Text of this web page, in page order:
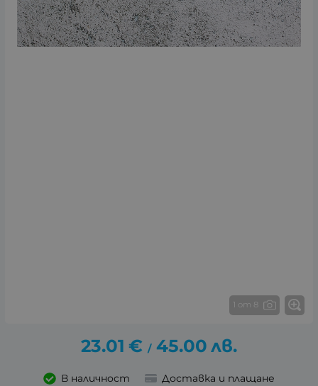
1 от 8
23.01 € / 45.00 лв.
В наличност Доставка и плащане